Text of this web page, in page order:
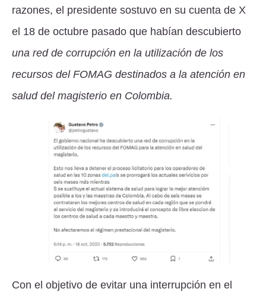
razones, el presidente sostuvo en su cuenta de X
el 18 de octubre pasado que habían descubierto
una red de corrupción en la utilización de los
recursos del FOMAG destinados a la atención en
salud del magisterio en Colombia.
Con el objetivo de evitar una interrupción en el